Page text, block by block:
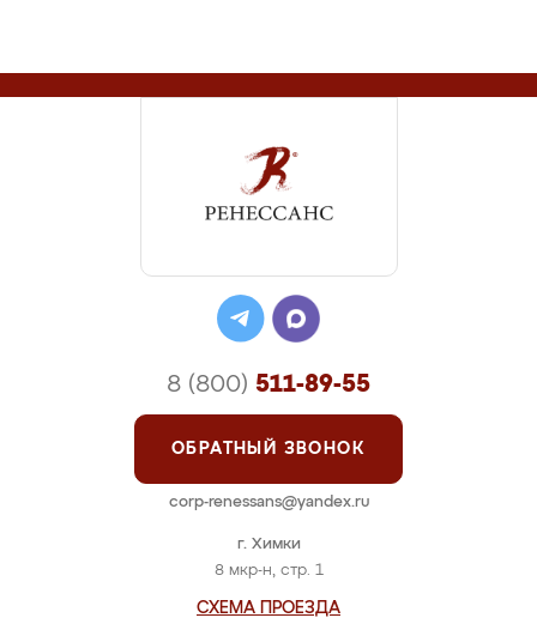
г. Химки
8 мкр-н, стр. 1
СХЕМА ПРОЕЗДА
8 (800) 511-89-55
ОБРАТНЫЙ ЗВОНОК
corp-renessans@yandex.ru